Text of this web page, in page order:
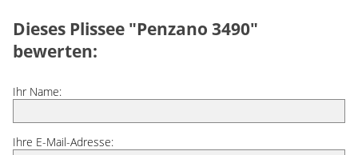
Dieses Plissee "Penzano 3490"
bewerten:
Ihr Name:
Ihre E-Mail-Adresse: